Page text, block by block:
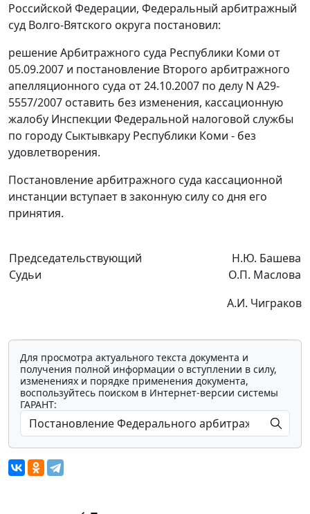
Российской Федерации, Федеральный арбитражный
суд Волго-Вятского округа постановил:
решение Арбитражного суда Республики Коми от
05.09.2007 и постановление Второго арбитражного
апелляционного суда от 24.10.2007 по делу N А29-
5557/2007 оставить без изменения, кассационную
жалобу Инспекции Федеральной налоговой службы
по городу Сыктывкару Республики Коми - без
удовлетворения.
Постановление арбитражного суда кассационной
инстанции вступает в законную силу со дня его
принятия.
Председательствующий
Судьи
Н.Ю. Башева
О.П. Маслова
А.И. Чиграков
Для просмотра актуального текста документа и
получения полной информации о вступлении в силу,
изменениях и порядке применения документа,
воспользуйтесь поиском в Интернет-версии системы
ГАРАНТ: